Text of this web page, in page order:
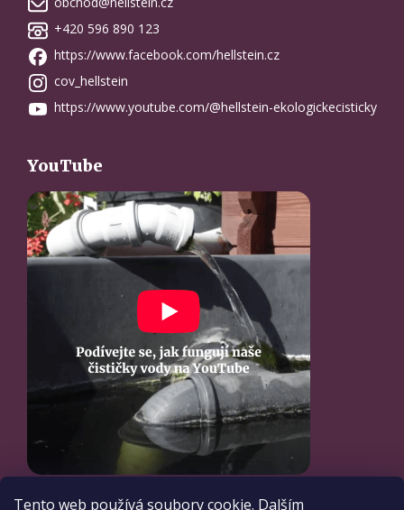
Tento web používá soubory cookie. Dalším
+420 596 890 123
https://www.facebook.com/hellstein.cz
cov_hellstein
https://www.youtube.com/@hellstein-ekologickecisticky
YouTube